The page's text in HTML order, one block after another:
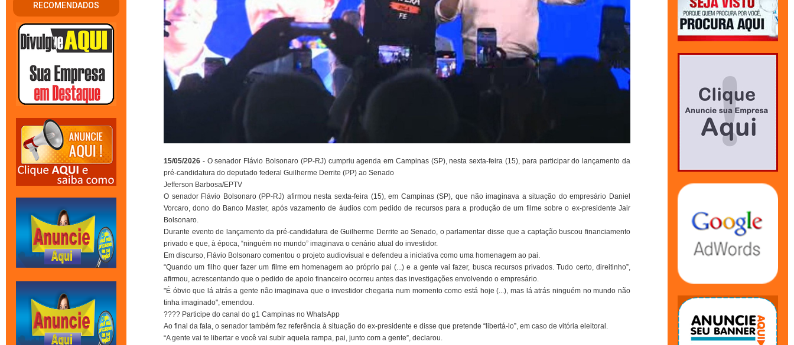
RECOMENDADOS
15/05/2026 - O senador Flávio Bolsonaro (PP-RJ) cumpriu agenda em Campinas (SP), nesta sexta-feira (15), para participar do lançamento da
pré-candidatura do deputado federal Guilherme Derrite (PP) ao Senado
Jefferson Barbosa/EPTV
O senador Flávio Bolsonaro (PP-RJ) afirmou nesta sexta-feira (15), em Campinas (SP), que não imaginava a situação do empresário Daniel
Vorcaro, dono do Banco Master, após vazamento de áudios com pedido de recursos para a produção de um filme sobre o ex-presidente Jair
Bolsonaro.
Durante evento de lançamento da pré-candidatura de Guilherme Derrite ao Senado, o parlamentar disse que a captação buscou financiamento
privado e que, à época, “ninguém no mundo” imaginava o cenário atual do investidor.
Em discurso, Flávio Bolsonaro comentou o projeto audiovisual e defendeu a iniciativa como uma homenagem ao pai.
“Quando um filho quer fazer um filme em homenagem ao próprio pai (...) e a gente vai fazer, busca recursos privados. Tudo certo, direitinho”,
afirmou, acrescentando que o pedido de apoio financeiro ocorreu antes das investigações envolvendo o empresário.
"É óbvio que lá atrás a gente não imaginava que o investidor chegaria num momento como está hoje (...), mas lá atrás ninguém no mundo não
tinha imaginado", emendou.
???? Participe do canal do g1 Campinas no WhatsApp
Ao final da fala, o senador também fez referência à situação do ex-presidente e disse que pretende “libertá-lo”, em caso de vitória eleitoral.
“A gente vai te libertar e você vai subir aquela rampa, pai, junto com a gente”, declarou.